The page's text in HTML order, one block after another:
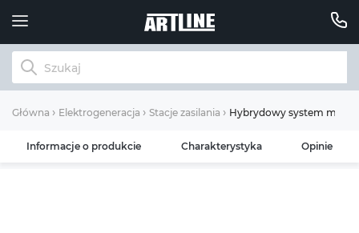
Główna Elektrogeneracja Stacje zasilania Hybrydowy system
Informacje o produkcie Charakterystyka Opinie